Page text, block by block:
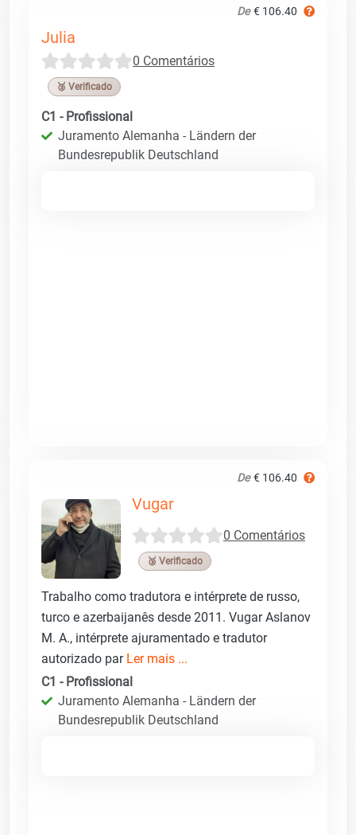
De € 106.40
Julia
0 Comentários
🥉 Verificado
C1 - Profissional
Juramento Alemanha - Ländern der
Bundesrepublik Deutschland
De € 106.40
Vugar
0 Comentários
🥉 Verificado
Trabalho como tradutora e intérprete de russo,
turco e azerbaijanês desde 2011. Vugar Aslanov
M. A., intérprete ajuramentado e tradutor
autorizado par Ler mais ...
C1 - Profissional
Juramento Alemanha - Ländern der
Bundesrepublik Deutschland